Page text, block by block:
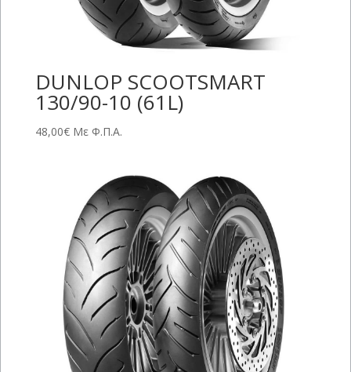
DUNLOP SCOOTSMART
130/90-10 (61L)
48,00€ Με Φ.Π.Α.